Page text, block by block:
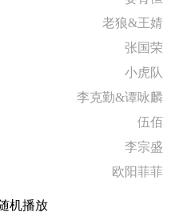
老狼&王婧
张国荣
小虎队
李克勤&谭咏麟
伍佰
李宗盛
欧阳菲菲
机播放